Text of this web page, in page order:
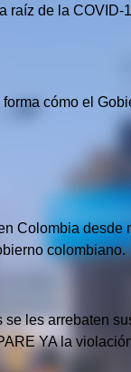
raíz de la COVID-
cómo el
Colombia desde
colombiano.
les arrebaten
YA la